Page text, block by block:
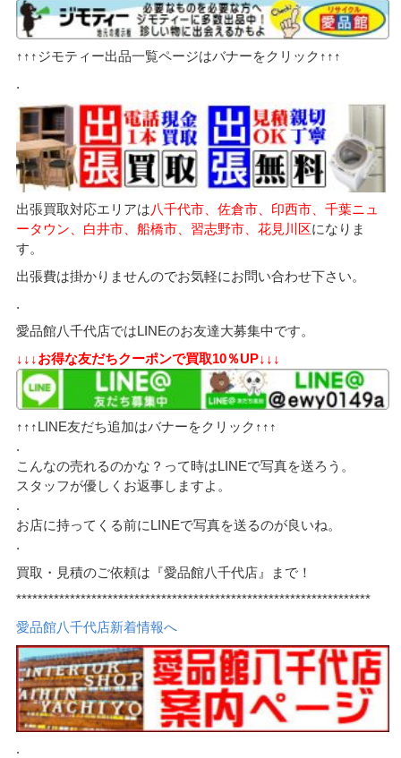
↑↑↑ジモティー出品一覧ページはバナーをクリック↑↑↑
.
出張買取対応エリアは八千代市、佐倉市、印西市、千葉ニュ
ータウン、白井市、船橋市、習志野市、花見川区になりま
す。
出張費は掛かりませんのでお気軽にお問い合わせ下さい。
.
愛品館八千代店ではLINEのお友達大募集中です。
↓↓↓お得な友だちクーポンで買取10％UP↓↓↓
↑↑↑LINE友だち追加はバナーをクリック↑↑↑
.
こんなの売れるのかな？って時はLINEで写真を送ろう。
スタッフが優しくお返事しますよ。
.
お店に持ってくる前にLINEで写真を送るのが良いね。
.
買取・見積のご依頼は『愛品館八千代店』まで！
******************************************************************
愛品館八千代店新着情報へ
.